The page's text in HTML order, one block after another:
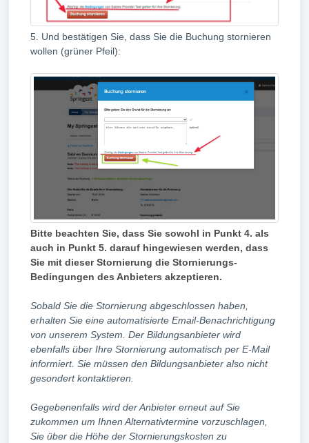
5. Und bestätigen Sie, dass Sie die Buchung stornieren
wollen (grüner Pfeil):
Bitte beachten Sie, dass Sie sowohl in Punkt 4. als
auch in Punkt 5. darauf hingewiesen werden, dass
Sie mit dieser Stornierung die Stornierungs-
Bedingungen des Anbieters akzeptieren.
Sobald Sie die Stornierung abgeschlossen haben,
erhalten Sie eine automatisierte Email-Benachrichtigung
von unserem System. Der Bildungsanbieter wird
ebenfalls über Ihre Stornierung automatisch per E-Mail
informiert. Sie müssen den Bildungsanbieter also nicht
gesondert kontaktieren.
Gegebenenfalls wird der Anbieter erneut auf Sie
zukommen um Ihnen Alternativtermine vorzuschlagen,
Sie über die Höhe der Stornierungskosten zu